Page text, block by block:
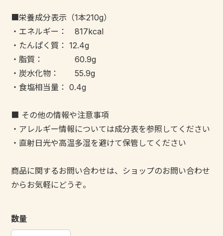
■栄養成分表示（1本210g）
・エネルギー： 817kcal
・たんぱく質： 12.4g
・脂質： 60.9g
・炭水化物： 55.9g
・食塩相当量： 0.4g
■ その他の情報や注意事項
・アレルギー情報については成分表を参照してください
・直射日光や高温多湿を避けて保管してください
商品に関するお問い合わせは、ショップのお問い合わせ
からお気軽にどうぞ。
数量